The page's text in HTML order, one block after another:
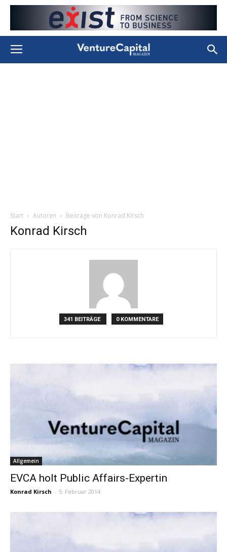
Start Autoren Beiträge von Konrad Kirsch
Konrad Kirsch
341 BEITRÄGE 0 KOMMENTARE
Allgemein
EVCA holt Public Affairs-Expertin
Konrad Kirsch - 5. Februar 2014